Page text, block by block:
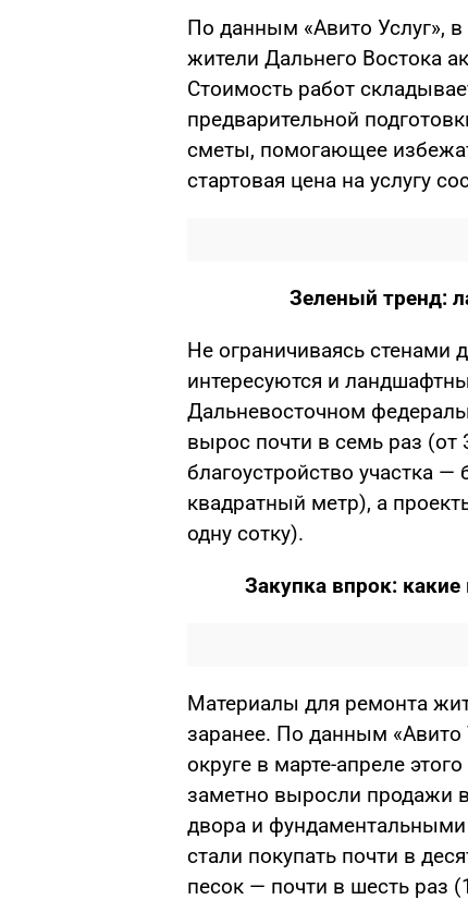
По данным «Авито Услуг»,
жители Дальнего Востока
Стоимость работ
предварительной
сметы, помогающее
стартовая цена на услугу
Зеленый тренд:
Не ограничиваясь стенами
интересуются и
Дальневосточном
вырос почти в семь раз (от
благоустройство участка
квадратный метр), а
одну сотку).
Закупка впрок:
Материалы для ремонта
заранее. По данным
округе в марте-апреле
заметно выросли продажи
двора и фундаментальными
стали покупать почти в
песок — почти в шесть раз